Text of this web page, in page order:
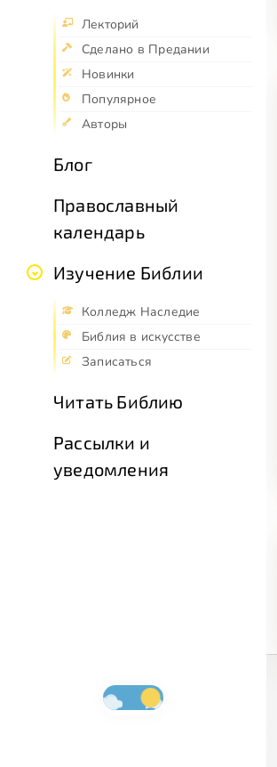
Лекторий
Сделано в Предании
Новинки
Популярное
Авторы
Блог
Православный
календарь
Изучение Библии
Колледж Наследие
Библия в искусстве
Записаться
Читать Библию
Рассылки и
уведомления